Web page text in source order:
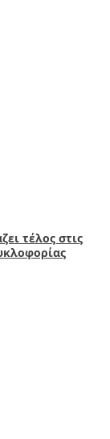
τέλος στις